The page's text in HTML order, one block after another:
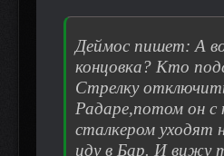
Деймос пишет: А
концовка? Кто
Стрелку
Радаре,потом он с
сталкером уходят
иду в Бар. И вижу